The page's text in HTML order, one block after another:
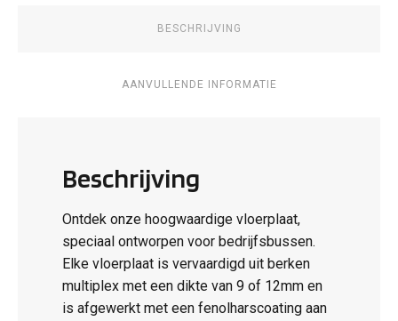
BESCHRIJVING
AANVULLENDE INFORMATIE
Beschrijving
Ontdek onze hoogwaardige vloerplaat,
speciaal ontworpen voor bedrijfsbussen.
Elke vloerplaat is vervaardigd uit berken
multiplex met een dikte van 9 of 12mm en
is afgewerkt met een fenolharscoating aan